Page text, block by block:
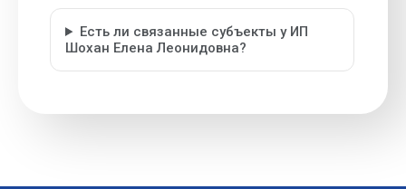
Есть ли связанные субъекты у ИП
Шохан Елена Леонидовна?